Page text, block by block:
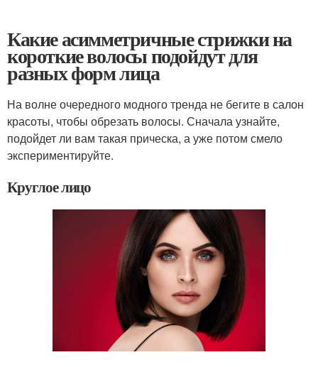
Какие асимметричные стрижки на
короткие волосы подойдут для
разных форм лица
На волне очередного модного тренда не бегите в салон
красоты, чтобы обрезать волосы. Сначала узнайте,
подойдет ли вам такая прическа, а уже потом смело
экспериментируйте.
Круглое лицо